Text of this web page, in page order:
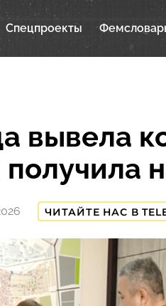
Спецпроекты
вывела
получила
ЧИТАЙТЕ НАС В